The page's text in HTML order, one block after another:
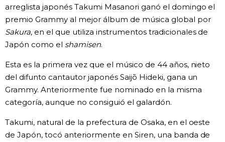
Guía de Japón
Vídeos e imágenes
En profundidad
Más
Noticias official SNS
arreglista japonés Takumi Masanori ganó el domingo el
premio Grammy al mejor álbum de música global por
Sakura, en el que utiliza instrumentos tradicionales de
Japón como el shamisen.
Esta es la primera vez que el músico de 44 años, nieto
del difunto cantautor japonés Saijō Hideki, gana un
Grammy. Anteriormente fue nominado en la misma
categoría, aunque no consiguió el galardón.
Takumi, natural de la prefectura de Osaka, en el oeste
de Japón, tocó anteriormente en Siren, una banda de